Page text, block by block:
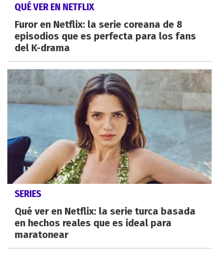
QUÉ VER EN NETFLIX
Furor en Netflix: la serie coreana de 8
episodios que es perfecta para los fans
del K-drama
SERIES
Qué ver en Netflix: la serie turca basada
en hechos reales que es ideal para
maratonear